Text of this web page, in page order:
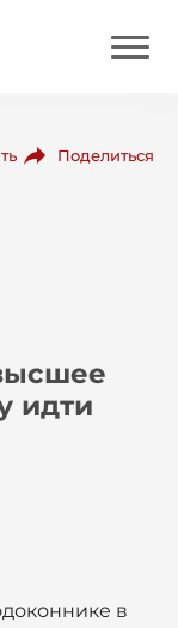
Поделиться
идти
в